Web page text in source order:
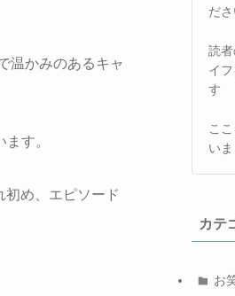
温かみのあるキャ
す。
め、エピソード
ださ
読
イ
す
こ
いま
カテ
お